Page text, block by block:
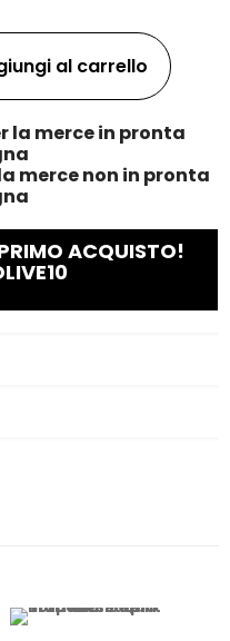
al carrello
la merce in pronta
merce non in pronta
ACQUISTO!